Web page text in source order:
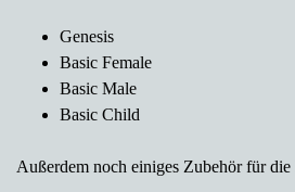
Genesis
Basic Female
Basic Male
Basic Child
Außerdem noch einiges Zubehör für